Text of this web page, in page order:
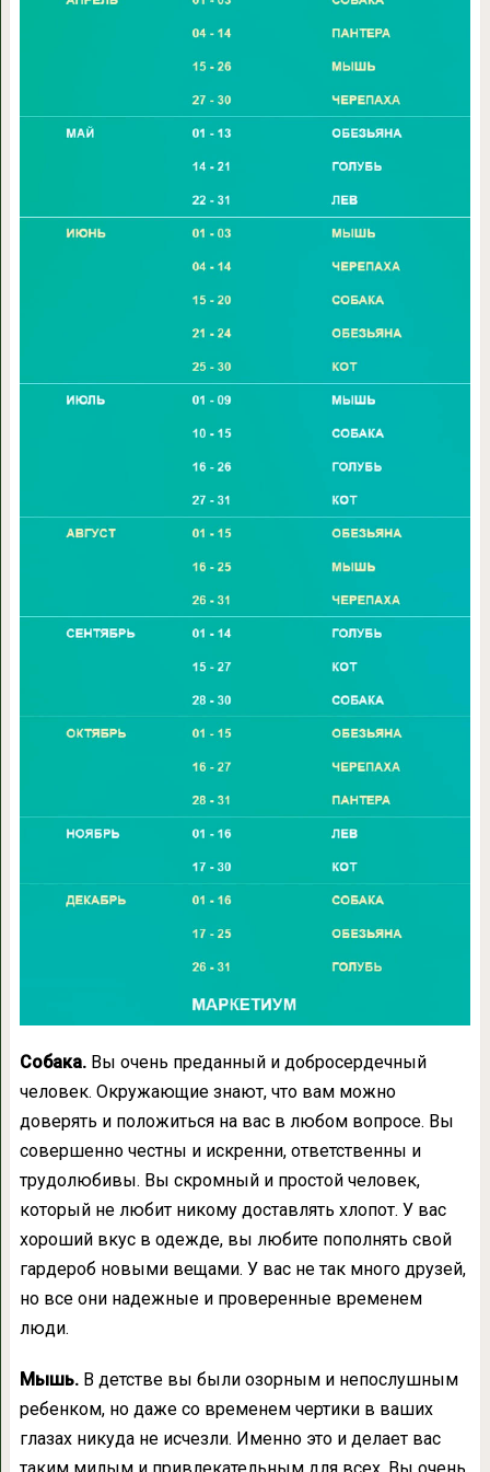
Собака.Вы очень преданный и добросердечный
человек. Окружающие знают, что вам можно
доверять и положиться на вас в любом вопросе. Вы
совершенно честны и искренни, ответственны и
трудолюбивы. Вы скромный и простой человек,
который не любит никому доставлять хлопот. У вас
хороший вкус в одежде, вы любите пополнять свой
гардероб новыми вещами. У вас не так много друзей,
но все они надежные и проверенные временем
люди.
Мышь.В детстве вы были озорным и непослушным
ребенком, но даже со временем чертики в ваших
глазах никуда не исчезли. Именно это и делает вас